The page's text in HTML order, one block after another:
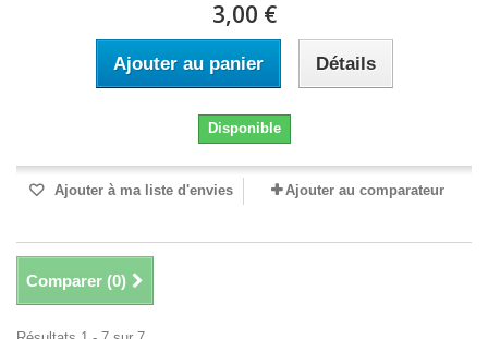
3,00 €
Ajouter au panier Détails
Disponible
Ajouter à ma liste d'envies Ajouter au comparateur
Comparer (0)